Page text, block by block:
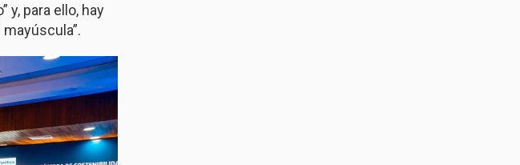
y, para ello, hay